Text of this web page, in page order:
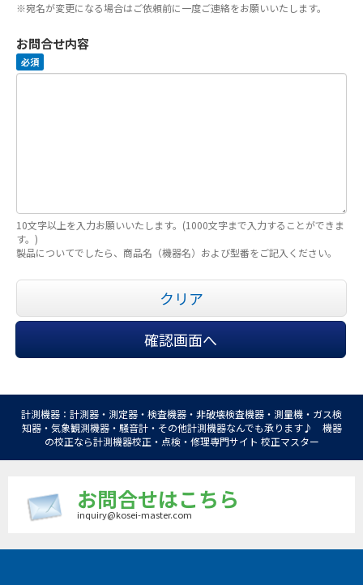
※宛名が変更になる場合はご依頼前に一度ご連絡をお願いいたします。
お問合せ内容
必須
10文字以上を入力お願いいたします。(1000文字まで入力することができま
す。)
製品についてでしたら、商品名（機器名）および型番をご記入ください。
クリア
確認画面へ
計測機器：計測器・測定器・検査機器・非破壊検査機器・測量機・ガス検
知器・気象観測機器・騒音計・その他計測機器なんでも承ります♪ 機器
の校正なら計測機器校正・点検・修理専門サイト 校正マスター
お問合せはこちら
inquiry@kosei-master.com